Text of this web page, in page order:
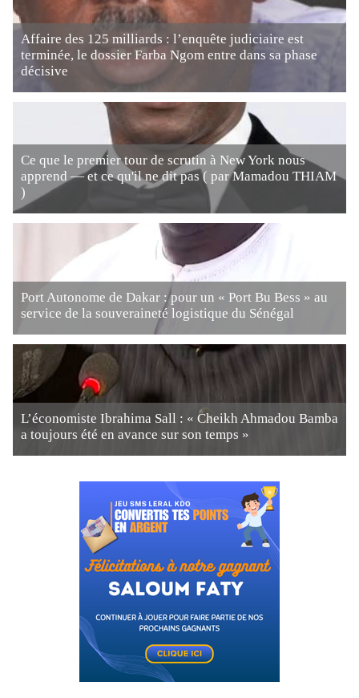
Affaire des 125 milliards : l’enquête judiciaire est
terminée, le dossier Farba Ngom entre dans sa phase
décisive
Ce que le premier tour de scrutin à New York nous
apprend — et ce qu'il ne dit pas ( par Mamadou THIAM
)
Port Autonome de Dakar : pour un « Port Bu Bess » au
service de la souveraineté logistique du Sénégal
L’économiste Ibrahima Sall : « Cheikh Ahmadou Bamba
a toujours été en avance sur son temps »